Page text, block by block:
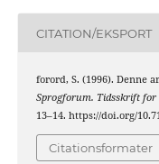
CITATION/EKSPORT
forord, S. (1996). Denne
Sprogforum. Tidsskrift
13–14. https://doi.org/
Citationsformater